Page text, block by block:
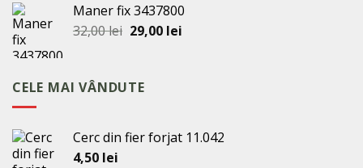
fost:
460,00 lei.
Maner fix 3437800
32,00lei Prețul
fost:
32,00 lei.
29,00 leiPrețul
CELE MAI VÂNDUTE
Cerc din fier forjat 11.042
4,50 lei